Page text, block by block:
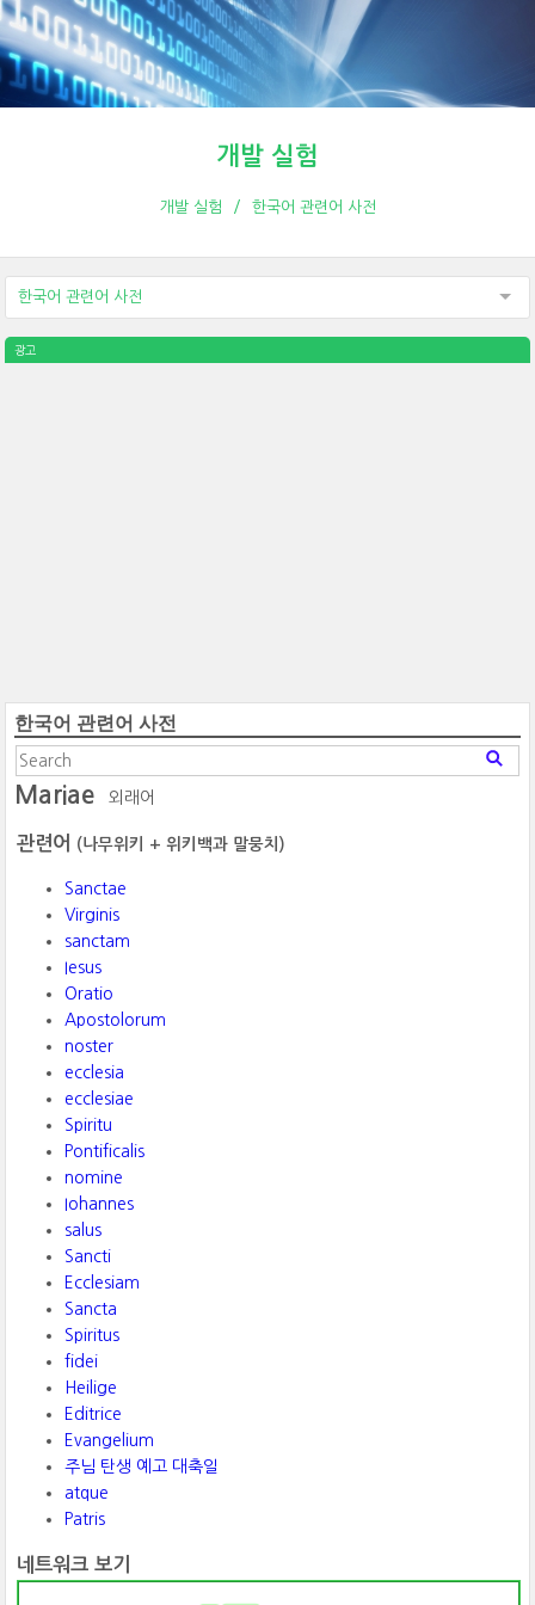
개발 실험
개발 실험 한국어 관련어 사전
한국어 관련어 사전
광고
한국어 관련어 사전
Mariae 외래어
관련어 (나무위키 + 위키백과 말뭉치)
Sanctae
Virginis
sanctam
Iesus
Oratio
Apostolorum
noster
ecclesia
ecclesiae
Spiritu
Pontificalis
nomine
Iohannes
salus
Sancti
Ecclesiam
Sancta
Spiritus
fidei
Heilige
Editrice
Evangelium
주님 탄생 예고 대축일
atque
Patris
네트워크 보기